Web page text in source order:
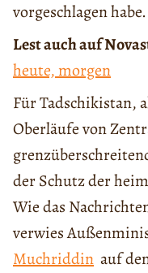
vorgeschlagen habe.
Lest auch auf
heute, morgen
Für Tadschikistan,
Oberläufe von
der Schutz der
Wie das
verwies
Muchriddin auf